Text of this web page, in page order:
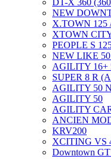
DT-X 360
NEW
X.TOWN 125
XTOWN
PEOPLE S
NEW LIKE 50
AGILITY 16+
SUPER 8 R
AGILITY 50
AGILITY 50
AGILITY
ANCIEN
KRV200
XCITING VS
Downtown